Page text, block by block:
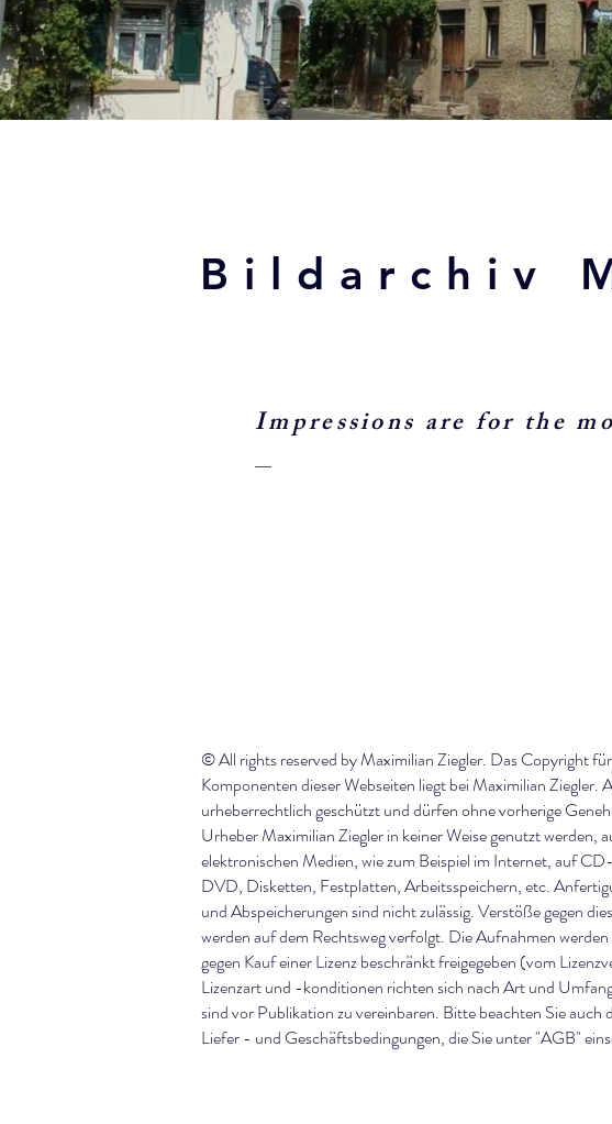
Bildarchiv
Impressions are for the
© All rights reserved by Maximilian Ziegler. Das Copyright
Komponenten dieser Webseiten liegt bei Maximilian Ziegler.
urheberrechtlich geschützt und dürfen ohne vorherige
Urheber Maximilian Ziegler in keiner Weise genutzt werden,
elektronischen Medien, wie zum Beispiel im Internet, auf
DVD, Disketten, Festplatten, Arbeitsspeichern, etc.
und Abspeicherungen sind nicht zulässig. Verstöße gegen
werden auf dem Rechtsweg verfolgt. Die Aufnahmen
gegen Kauf einer Lizenz beschränkt freigegeben (vom
Lizenzart und -konditionen richten sich nach Art und
sind vor Publikation zu vereinbaren. Bitte beachten Sie auch
Liefer - und Geschäftsbedingungen, die Sie unter "AGB"